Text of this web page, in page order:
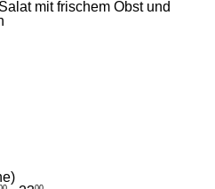
mit frischem Obst und